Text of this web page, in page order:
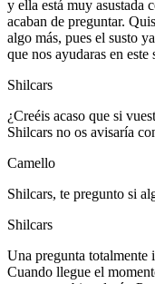
y ella está muy asustada
acaban de preguntar.
algo más, pues el susto
que nos ayudaras en este
Shilcars
¿Creéis acaso que si
Shilcars no os avisaría
Camello
Shilcars, te pregunto si
Shilcars
Una pregunta totalmente
Cuando llegue el